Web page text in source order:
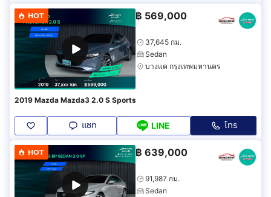
HOT ฿ 569,000
37,645 กม.
Sedan
บางแค กรุงเทพมหานคร
2019 Mazda Mazda3 2.0 S Sports
แชท LINE โทร
HOT ฿ 639,000
91,987 กม.
Sedan